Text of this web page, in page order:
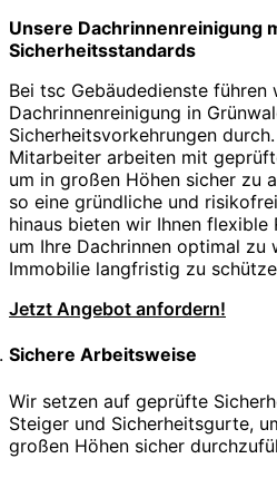
Unsere Dachrinnenreinigung
Sicherheitsstandards
Bei tsc Gebäudedienste führen
Dachrinnenreinigung in
Sicherheitsvorkehrungen
Mitarbeiter arbeiten mit
um in großen Höhen sicher zu
so eine gründliche und
hinaus bieten wir Ihnen flexible
um Ihre Dachrinnen optimal zu
Immobilie langfristig zu
Jetzt Angebot anfordern!
Sichere Arbeitsweise
Wir setzen auf geprüfte
Steiger und Sicherheitsgurte,
großen Höhen sicher